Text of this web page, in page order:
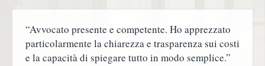
“Avvocato presente e competente. Ho apprezzato
particolarmente la chiarezza e trasparenza sui costi
e la capacità di spiegare tutto in modo semplice.”